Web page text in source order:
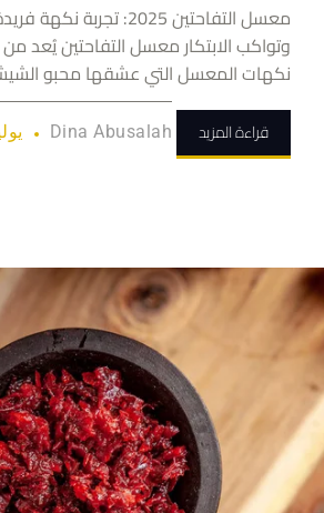
معسل التفاحتين 2025: تجربة نكهة
وتواكب الابتكار معسل التفاحتين يُعد من
نكهات المعسل التي عشقها محبو الشيشة
قراءة المزيد Dina Abusalah يوليو 20, 2025